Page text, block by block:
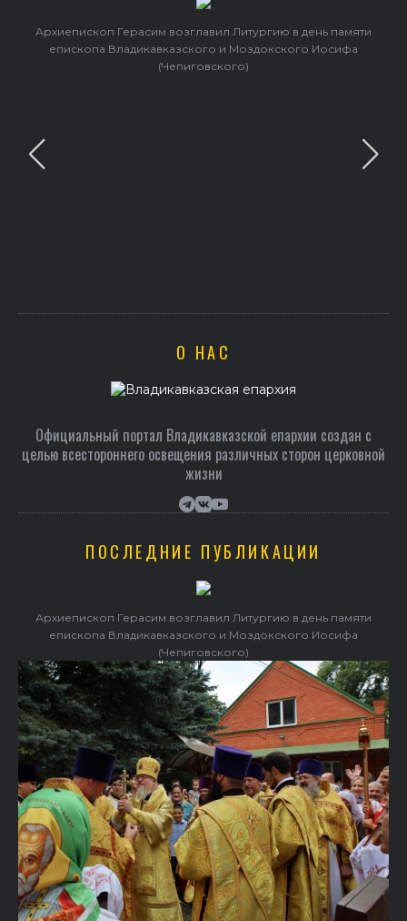
Архиепископ Герасим возглавил Литургию в день памяти
епископа Владикавказского и Моздокского Иосифа
(Чепиговского)
О НАС
Официальный портал Владикавказской епархии создан c
целью всестороннего освещения различных сторон церковной
жизни
ПОСЛЕДНИЕ ПУБЛИКАЦИИ
Архиепископ Герасим возглавил Литургию в день памяти
епископа Владикавказского и Моздокского Иосифа
(Чепиговского)